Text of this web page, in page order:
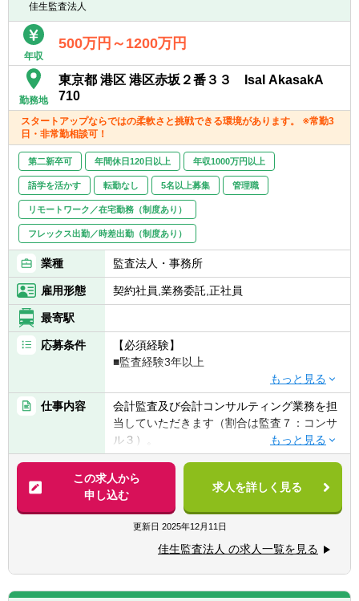
イアント（日系企業）の海外子会社の監査J-
SOX業務を各国の海外メンバーファームへ依
頼し、親会社監査人としてグループ監査を実
施
■海外メンバーファームと連携した、内部監
■銀行、信用金庫、信用組合への会計監査
■証券業への会計監査
▽IPO
■短期調査：現状の会社の課題抽出及び対応
策の検討
■アドバイザリーサービス：会社の要望に応
じた上場準備のサポート
■監査、上場申請書類レビュー：上場までの
監査業務や、上場申請時に必要となる書類の
▽パブリック
■独立行政法人や国立大学法人に対する会計
監査業務、会計及び内部統制アドバイザリー
業務
■国、中央省庁/地方公共団体に対する会計支
援業務、アドバイザリー業務
■国民から負託された税財源で運営されてい
る公益法人、学校法人、医療法人、社会福祉
法人等の
■非営利法人に対する会計監査業務、会計及
び内部統制、アドバイザリー業務
■IFRS導入支援サービス：短期調査（課題の
抽出）、課題分析及び解決策等のアドバイ
佳生監査法人
年収
500万円～1200万円
勤務地
東京都 港区 港区赤坂２番３３ IsaI AkasakA
710
スタートアップならではの柔軟さと挑戦できる環境があります。 ※常勤3
日・非常勤相談可！
第二新卒可 年間休日120日以上 年収1000万円以上
語学を活かす 転勤なし 5名以上募集 管理職
リモートワーク／在宅勤務（制度あり）
フレックス出勤／時差出勤（制度あり）
業種 監査法人・事務所
雇用形態 契約社員,業務委託,正社員
最寄駅
応募条件
【必須経験】
■監査経験3年以上
【求める人物像】
■変化や刺激を好むチャレンジ精神に溢れた
方
■ワークライフバランスの整った環境で多様
な経験を積みたい方
仕事内容
会計監査及び会計コンサルティング業務を担
当していただきます（割合は監査７：コンサ
ル３）。
また、新設監査法人であるため事務所運営業
務（採用・広報・品質管理等）に携わってい
ただくことが可能です。
■会計監査
・金融商品取引法監査
・会社法監査
・投資事業有限責任組合監査
・学校法人監査
この求人から
申し込む
求人を詳しく見る
更新日 2025年12月11日
佳生監査法人 の求人一覧を見る